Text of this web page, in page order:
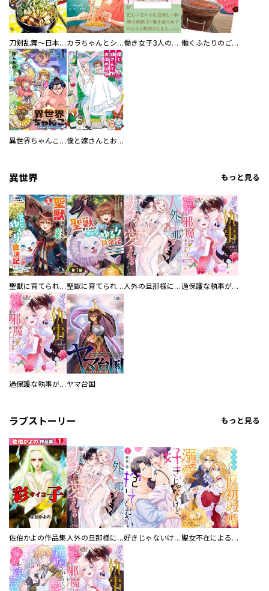
刀剣乱舞～日本号つれづれ酒～ カラちゃんとシトーさんと、 【分冊版】 働き女子3人のおうち晩酌 働くふたりのごほうび飯
異世界ちゃんこ～横綱目前に召喚されたんだが～ 【連載版】 僕と嫁さんとお酒の関係
異世界 もっと見る
聖獣に育てられた少年の異世界ゆるり放浪記～神様からもらったチート魔法で、仲間たちとスローライフを満喫中～ 聖獣に育てられた少年の異世界ゆるり放浪記～神様からもらったチート魔法で、仲間たちとスローライフを満喫中～【分冊版】 人外の旦那様に娶られ毎晩ナカまで愛される…。アンソロジー 過保護な執事が私の婚活を邪魔してきます！ 分冊版
過保護な執事が私の婚活を邪魔してきます！ ヤマ台国
ラブストーリー もっと見る
佐伯かよの作品集 人外の旦那様に娶られ毎晩ナカまで愛される…。アンソロジー 好きじゃないけど、抱いてください【電子単行本版／特典おまけ付き】 聖女不在による仮初め婚なのに、不器用な王太子に溺愛されています【電子単行本版／特典おまけ付き】